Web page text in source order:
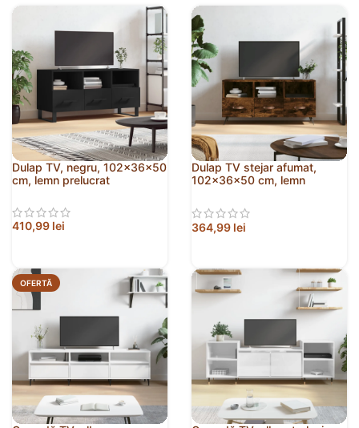
Dulap TV, negru, 102x36x50
cm, lemn prelucrat
410,99 lei
Dulap TV stejar afumat,
102x36x50 cm, lemn
364,99 lei
OFERTĂ